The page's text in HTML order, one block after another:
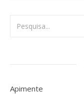
Apimente